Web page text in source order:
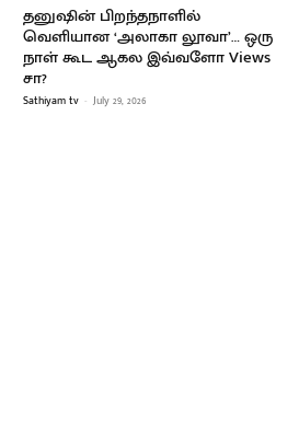
தனுஷின் பிறந்தநாளில்
வெளியான ‘அலாகா லூவா’… ஒரு
நாள் கூட ஆகல இவ்வளோ Views
சா?
Sathiyam tv - July 29, 2026